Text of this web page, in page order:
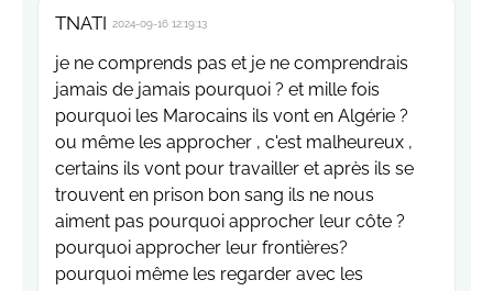
TNATI 2024-09-16 12:19:13
je ne comprends pas et je ne comprendrais
jamais de jamais pourquoi ? et mille fois
pourquoi les Marocains ils vont en Algérie ?
ou même les approcher , c'est malheureux ,
certains ils vont pour travailler et après ils se
trouvent en prison bon sang ils ne nous
aiment pas pourquoi approcher leur côte ?
pourquoi approcher leur frontières?
pourquoi même les regarder avec les